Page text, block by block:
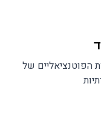
הפוטנציאליים של